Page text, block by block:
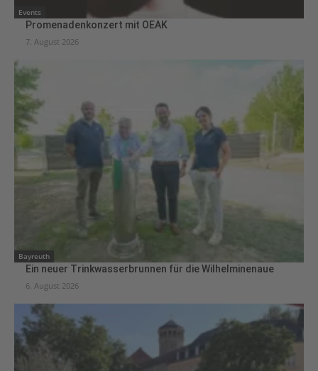
Events
Promenadenkonzert mit OEAK
7. August 2026
Bayreuth
Ein neuer Trinkwasserbrunnen für die Wilhelminenaue
6. August 2026